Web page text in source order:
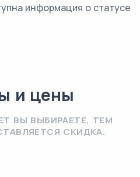
информация о статусе
и цены
ВЫ ВЫБИРАЕТЕ, ТЕМ
СКИДКА.